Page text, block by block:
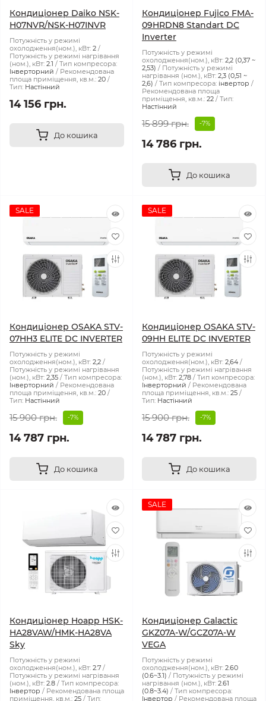
Кондиціонер Daiko NSK-
H07NVR/NSK-H07INVR
Потужність у режимі
охолодження(ном.), кВт: 2
Потужність у режимі нагрівання
(ном.), кВт: 2.1
Тип компресора:
Інверторний
Рекомендована
площа приміщення, кв.м.: 20
Тип: Настінний
14 156 грн.
До кошика
Кондиціонер Fujico FMA-
09HRDN8 Standart DC
Inverter
Потужність у режимі
охолодження(ном.), кВт: 2,2 (0,37 ~
2,53)
Потужність у режимі
нагрівання (ном.), кВт: 2,3 (0,51 ~
2,6)
Тип компресора: інвертор
Рекомендована площа
приміщення, кв.м.: 22
Тип:
Настінний
15 899 грн. -7%
14 786 грн.
До кошика
SALE
Кондиціонер OSAKA STV-
07HH3 ELITE DC INVERTER
Потужність у режимі
охолодження(ном.), кВт: 2,2
Потужність у режимі нагрівання
(ном.), кВт: 2,35
Тип компресора:
Інверторний
Рекомендована
площа приміщення, кв.м.: 20
Тип: Настінний
15 900 грн. -7%
14 787 грн.
До кошика
SALE
Кондиціонер OSAKA STV-
09HH ELITE DC INVERTER
Потужність у режимі
охолодження(ном.), кВт: 2,64
Потужність у режимі нагрівання
(ном.), кВт: 2,78
Тип компресора:
Інверторний
Рекомендована
площа приміщення, кв.м.: 25
Тип: Настінний
15 900 грн. -7%
14 787 грн.
До кошика
Кондиціонер Hoapp HSK-
HA28VAW/HMK-HA28VA
Sky
Потужність у режимі
охолодження(ном.), кВт: 2.7
Потужність у режимі нагрівання
(ном.), кВт: 2.8
Тип компресора:
Інвертор
Рекомендована площа
приміщення, кв.м.: 25 Тип:
SALE
Кондиціонер Galactic
GKZ07A-W/GCZ07A-W
VEGA
Потужність у режимі
охолодження(ном.), кВт: 2.60
(0.6~3.1)
Потужність у режимі
нагрівання (ном.), кВт: 2.61
(0.8~3.4)
Тип компресора:
Інвертор
Рекомендована площа